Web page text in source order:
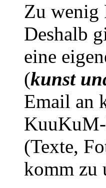
Zu wenig
Deshalb
eine
(kunst
Email an
(Texte,
komm zu